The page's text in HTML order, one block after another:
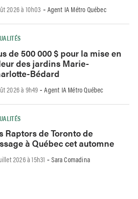
2026 à 10h03 - Agent IA Métro Québec
de 500 000 $ pour la mise en
des jardins Marie-
Bédard
2026 à 9h49 -Agent IA Métro Québec
Raptors de Toronto de
à Québec cet automne
2026 à 15h31 -Sara Comadina